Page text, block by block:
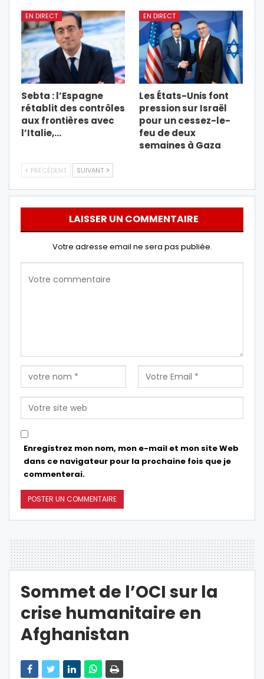
EN DIRECT
Sebta : l’Espagne
rétablit des contrôles
aux frontières avec
l’Italie,…
EN DIRECT
Les États-Unis font
pression sur Israël
pour un cessez-le-
feu de deux
semaines à Gaza
PRÉCÉDENT SUIVANT
LAISSER UN COMMENTAIRE
Votre adresse email ne sera pas publiée.
Enregistrez mon nom, mon e-mail et mon site Web
dans ce navigateur pour la prochaine fois que je
commenterai.
Sommet de l’OCI sur la
crise humanitaire en
Afghanistan